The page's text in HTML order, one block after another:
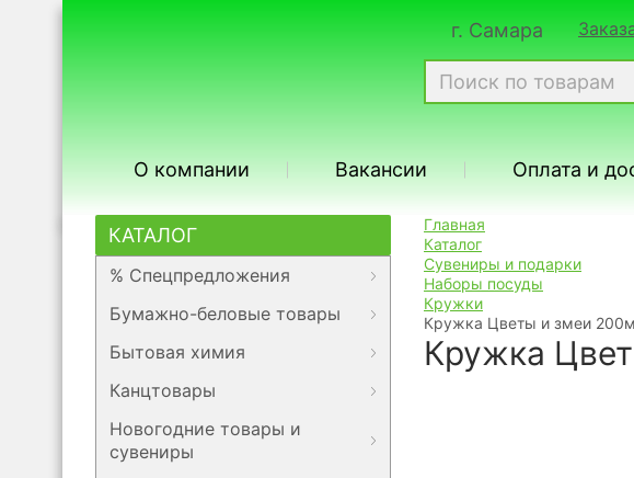
г. Самара
О компании Вакансии Оплата и
КАТАЛОГ
% Спецпредложения
Бумажно-беловые товары
Бытовая химия
Канцтовары
Новогодние товары и
сувениры
Главная
Каталог
Сувениры и подарки
Наборы посуды
Кружки
Кружка Цветы и змеи
Кружка